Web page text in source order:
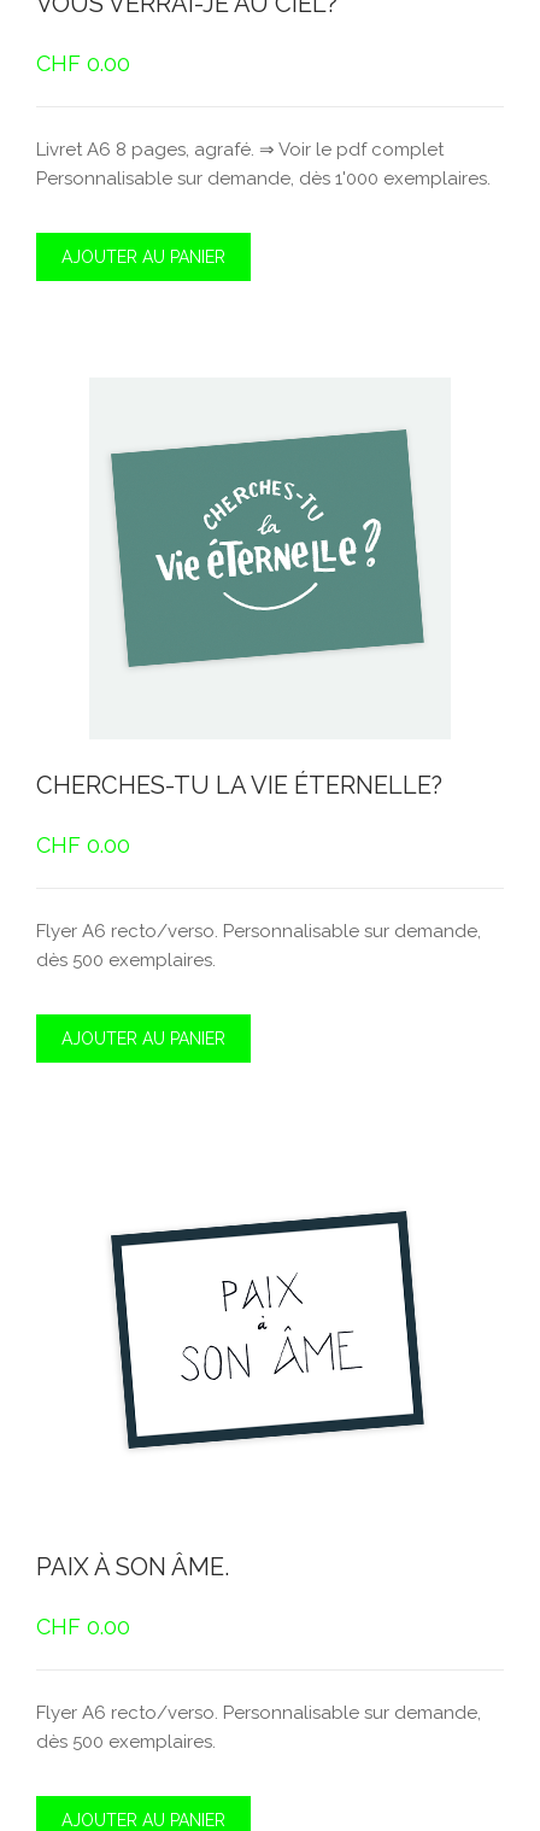
CHF 0.00
Livret A6 8 pages, agrafé. ⇒ Voir le pdf complet
Personnalisable sur demande, dès 1'000 exemplaires.
AJOUTER AU PANIER
CHERCHES-TU LA VIE ÉTERNELLE?
CHF 0.00
Flyer A6 recto/verso. Personnalisable sur demande,
dès 500 exemplaires.
AJOUTER AU PANIER
PAIX À SON ÂME.
CHF 0.00
Flyer A6 recto/verso. Personnalisable sur demande,
dès 500 exemplaires.
AJOUTER AU PANIER